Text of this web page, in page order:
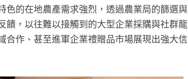
色的在地農產需求強烈，透過農業局的篩選與
饋，以往難以接觸到的大型企業採購與社群龍
作、甚至進軍企業禮贈品市場展現出強大信